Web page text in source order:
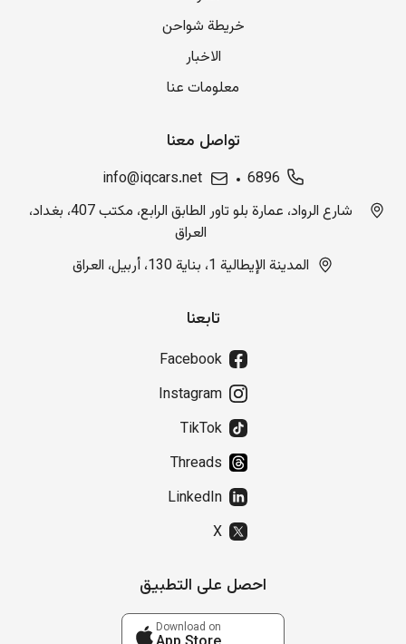
خريطة شواحن
الاخبار
معلومات عنا
تواصل معنا
6896
info@iqcars.net
شارع الرواد، عمارة بلو تاور الطابق الرابع، مكتب 407، بغداد،
العراق
المدينة الإيطالية 1، بناية 130، أربيل، العراق
تابعنا
Facebook
Instagram
TikTok
Threads
LinkedIn
X
احصل على التطبيق
Download on